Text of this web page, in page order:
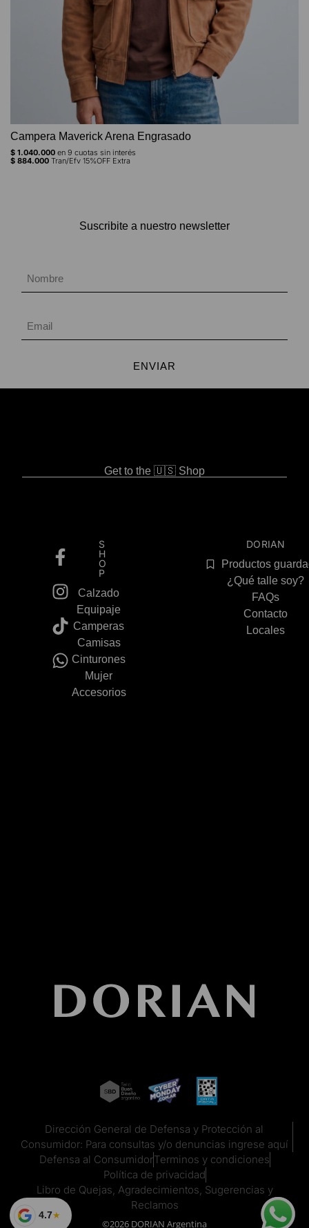
Campera Maverick Arena Engrasado
$ 1.040.000 en 9 cuotas sin interés
$ 884.000 Tran/Efv 15%OFF Extra
Suscribite a nuestro newsletter
ENVIAR
Get to the 🇺🇸 Shop
S
H
O
P
Calzado
Equipaje
Camperas
Camisas
Cinturones
Mujer
Accesorios
DORIAN
Productos
¿Qué talle soy?
FAQs
Contacto
Locales
Dirección General de Defensa y Protección al
Consumidor: Para consultas y/o denuncias ingrese aquí
Defensa al ConsumidorTerminos y condiciones
Política de privacidad
Libro de Quejas, Agradecimientos, Sugerencias y
Reclamos
©2026 DORIAN Argentina
4.7★